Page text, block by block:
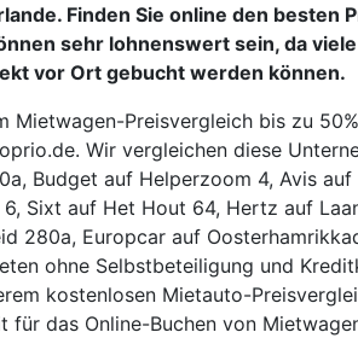
Finden Sie online den besten
sehr lohnenswert sein, da
vor Ort gebucht werden können.
Mietwagen-Preisvergleich bis zu
Wir vergleichen diese
Budget auf Helperzoom 4, Avis
Sixt auf Het Hout 64, Hertz auf
280a, Europcar auf
ohne Selbstbeteiligung und
kostenlosen Mietauto-
für das Online-Buchen von